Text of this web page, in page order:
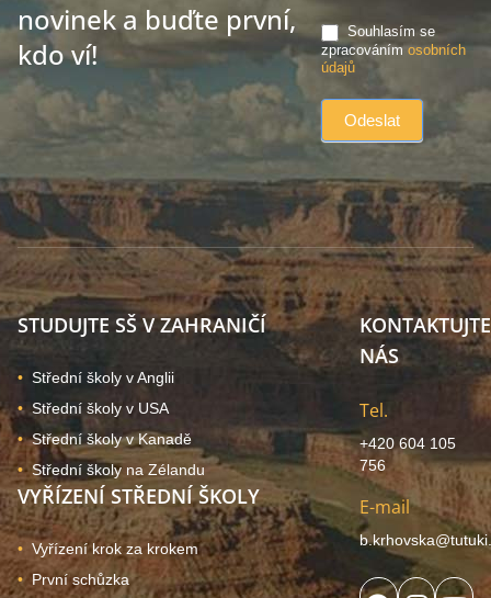
novinek a buďte první,
kdo ví!
Souhlasím se
zpracovánímosobních
údajů
STUDUJTE SŠ V ZAHRANIČÍ
Střední školy v Anglii
Střední školy v USA
Střední školy v Kanadě
Střední školy na Zélandu
VYŘÍZENÍ STŘEDNÍ ŠKOLY
Vyřízení krok za krokem
První schůzka
KONTAKTUJTE
NÁS
Tel.
+420 604 105
756
E-mail